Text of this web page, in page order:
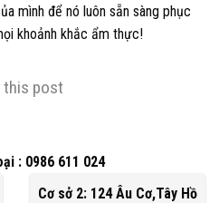
mình để nó luôn sẵn sàng phục
khoảnh khắc ẩm thực!
this post
: 0986 611 024
Cơ sở 2: 124 Âu Cơ,Tây Hồ